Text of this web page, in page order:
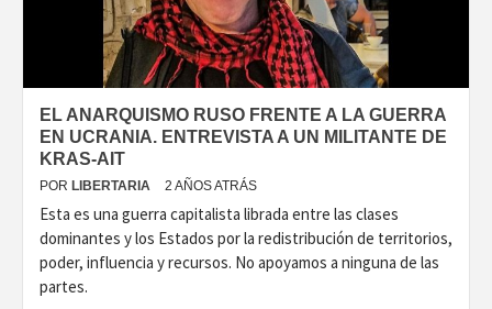
EL ANARQUISMO RUSO FRENTE A LA GUERRA
EN UCRANIA. ENTREVISTA A UN MILITANTE DE
KRAS-AIT
POR LIBERTARIA 2 AÑOS ATRÁS
Esta es una guerra capitalista librada entre las clases
dominantes y los Estados por la redistribución de territorios,
poder, influencia y recursos. No apoyamos a ninguna de las
partes.